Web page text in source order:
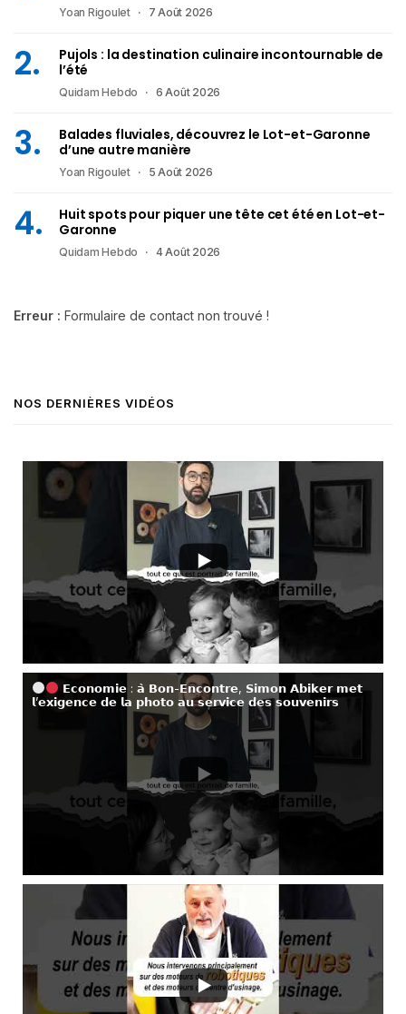
Yoan Rigoulet 7 Août 2026
Pujols : la destination culinaire incontournable de
l’été
Quidam Hebdo 6 Août 2026
Balades fluviales, découvrez le Lot-et-Garonne
d’une autre manière
Yoan Rigoulet 5 Août 2026
Huit spots pour piquer une tête cet été en Lot-et-
Garonne
Quidam Hebdo 4 Août 2026
Erreur : Formulaire de contact non trouvé !
NOS DERNIÈRES VIDÉOS
𝗘𝗰𝗼𝗻𝗼𝗺𝗶𝗲 : 𝗮̀ 𝗕𝗼𝗻-𝗘𝗻𝗰𝗼𝗻𝘁𝗿𝗲, 𝗦𝗶𝗺𝗼𝗻 𝗔𝗯𝗶𝗸𝗲𝗿 𝗺𝗲𝘁
𝗹’𝗲𝘅𝗶𝗴𝗲𝗻𝗰𝗲 𝗱𝗲 𝗹𝗮 𝗽𝗵𝗼𝘁𝗼 𝗮𝘂 𝘀𝗲𝗿𝘃𝗶𝗰𝗲 𝗱𝗲𝘀 𝘀𝗼𝘂𝘃𝗲𝗻𝗶𝗿𝘀